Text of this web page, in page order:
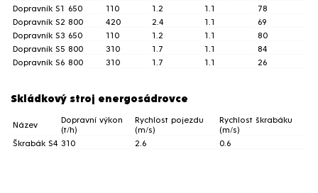
Dopravník S1 650 110 1.2 1.1
78
Dopravník S2 800 420 2.4 1.1
69
Dopravník S3 650 110 1.2 1.1
80
Dopravník S5 800 310 1.7 1.1
84
Dopravník S6 800 310 1.7 1.1 26
Skládkový stroj energosádrovce
Název
Dopravní výkon
(t/h)
Rychlost pojezdu
(m/s)
Rychlost škrabáku
(m/s)
Škrabák S4 310 2.6 0.6